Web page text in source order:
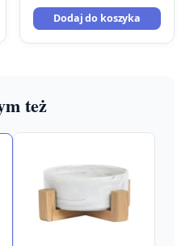
Dodaj do koszyka
też